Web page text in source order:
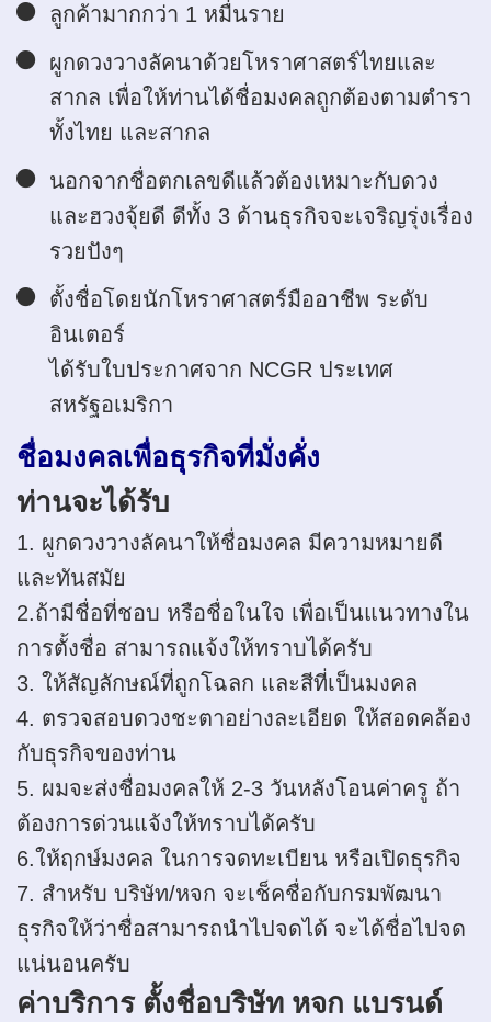
ลูกค้ามากกว่า 1 หมื่นราย
ผูกดวงวางลัคนาด้วยโหราศาสตร์ไทยและ
สากล เพื่อให้ท่านได้ชื่อมงคลถูกต้องตามตำรา
ทั้งไทย และสากล
นอกจากชื่อตกเลขดีแล้วต้องเหมาะกับดวง
และฮวงจุ้ยดี ดีทั้ง 3 ด้านธุรกิจจะเจริญรุ่งเรื่อง
รวยปังๆ
ตั้งชื่อโดยนักโหราศาสตร์มืออาชีพ ระดับ
อินเตอร์
ได้รับใบประกาศจาก NCGR ประเทศ
สหรัฐอเมริกา
ชื่อมงคลเพื่อธุรกิจที่มั่งคั่ง
ท่านจะได้รับ
1. ผูกดวงวางลัคนาให้ชื่อมงคล มีความหมายดี
และทันสมัย
2.ถ้ามีชื่อที่ชอบ หรือชื่อในใจ เพื่อเป็นแนวทางใน
การตั้งชื่อ สามารถแจ้งให้ทราบได้ครับ
3. ให้สัญลักษณ์ที่ถูกโฉลก และสีที่เป็นมงคล
4. ตรวจสอบดวงชะตาอย่างละเอียด ให้สอดคล้อง
กับธุรกิจของท่าน
5. ผมจะส่งชื่อมงคลให้ 2-3 วันหลังโอนค่าครู ถ้า
ต้องการด่วนแจ้งให้ทราบได้ครับ
6.ให้ฤกษ์มงคล ในการจดทะเบียน หรือเปิดธุรกิจ
7. สำหรับ บริษัท/หจก จะเช็คชื่อกับกรมพัฒนา
ธุรกิจให้ว่าชื่อสามารถนำไปจดได้ จะได้ชื่อไปจด
แน่นอนครับ
ค่าบริการ ตั้งชื่อบริษัท หจก แบรนด์